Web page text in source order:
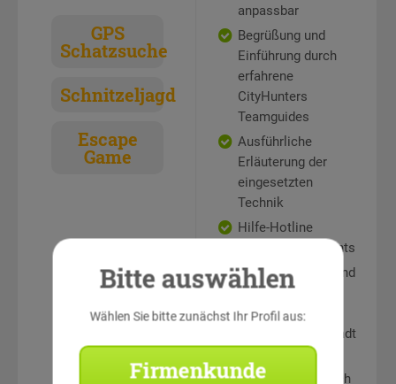
GPS
Schatzsuche
Schnitzeljagd
Escape
Game
anpassbar
Begrüßung und
Einführung durch
erfahrene
CityHunters
Teamguides
Ausführliche
Erläuterung der
eingesetzten
Technik
Hilfe-Hotline
während des Events
Rätselstationen und
Teamaufgaben an
sehenswerten
Punkten in der Stadt
Auswertung und
Siegerehrung durch
Bitte auswählen
Wählen Sie bitte zunächst Ihr Profil aus:
Firmenkunde